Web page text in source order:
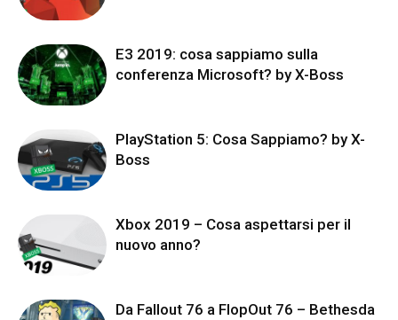
E3 2019: cosa sappiamo sulla
conferenza Microsoft? by X-Boss
PlayStation 5: Cosa Sappiamo? by X-
Boss
Xbox 2019 – Cosa aspettarsi per il
nuovo anno?
Da Fallout 76 a FlopOut 76 – Bethesda